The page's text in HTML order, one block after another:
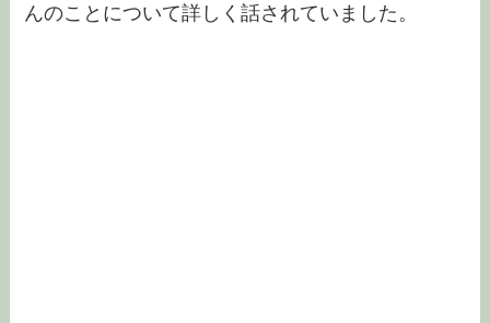
んのことについて詳しく話されていました。